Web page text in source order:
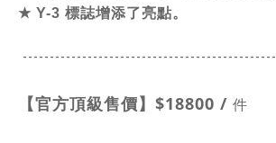
★ Y-3 標誌增添了亮點。
-----------------------------------------------
【官方頂級售價】 $18800 / 件